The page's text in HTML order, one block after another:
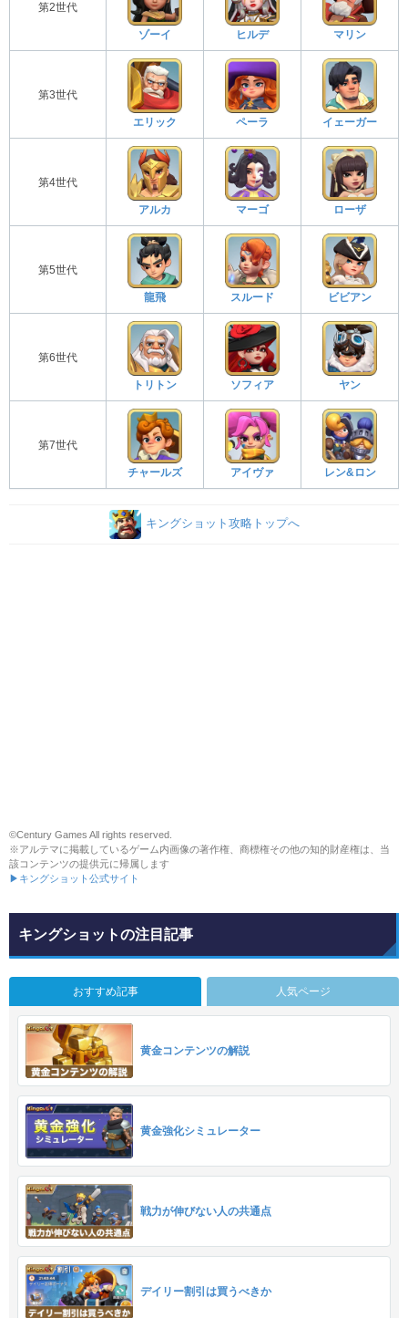
第2世代
ゾーイ ヒルデ マリン
第3世代
エリック ペーラ イェーガー
第4世代
アルカ マーゴ ローザ
第5世代
龍飛 スルード ビビアン
第6世代
トリトン ソフィア ヤン
第7世代
チャールズ アイヴァ レン&ロン
キングショット攻略トップへ
©Century Games All rights reserved.
※アルテマに掲載しているゲーム内画像の著作権、商標権その他の知的財産権は、当
該コンテンツの提供元に帰属します
▶キングショット公式サイト
キングショットの注目記事
おすすめ記事 人気ページ
黄金コンテンツの解説
黄金強化シミュレーター
戦力が伸びない人の共通点
デイリー割引は買うべきか